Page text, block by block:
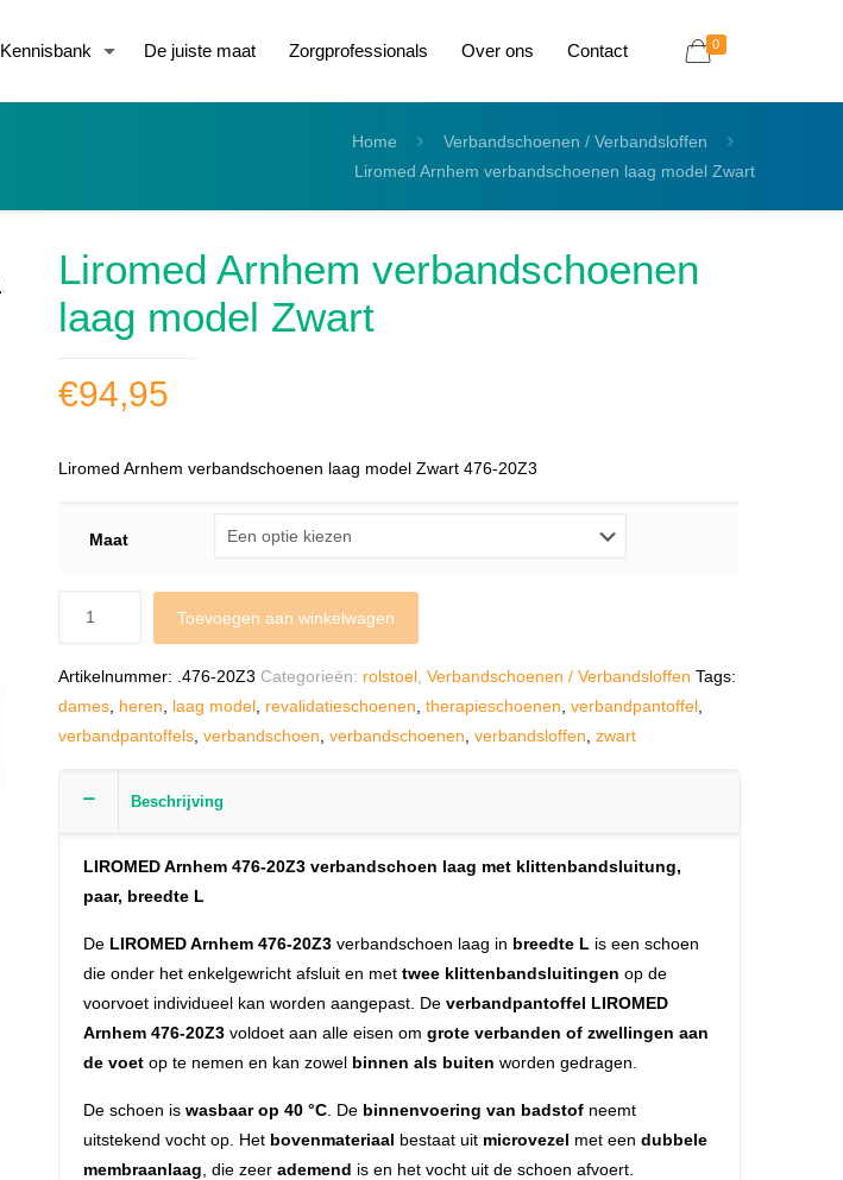
Kennisbank De juiste maat Zorgprofessionals Over ons Contact 0
Home
Verbandschoenen / Verbandsloffen
Liromed Arnhem verbandschoenen laag model Zwart
Liromed Arnhem verbandschoenen
laag model Zwart
€94,95
Liromed Arnhem verbandschoenen laag model Zwart 476-20Z3
Maat
Toevoegen aan winkelwagen
Artikelnummer: .476-20Z3 Categorieën: rolstoel, Verbandschoenen / Verbandsloffen Tags:
dames, heren laag model, revalidatieschoenen therapieschoenen verbandpantoffel,
verbandpantoffels, verbandschoen verbandschoenen verbandsloffen zwart
Beschrijving
LIROMED Arnhem 476-20Z3 verbandschoen laag met klittenbandsluitung,
paar, breedte L
De LIROMED Arnhem 476-20Z3verbandschoen laag in breedte L is een schoen
die onder het enkelgewricht afsluit en met twee klittenbandsluitingen op de
voorvoet individueel kan worden aangepast. De verbandpantoffel LIROMED
Arnhem 476-20Z3voldoet aan alle eisen om grote verbanden of zwellingen aan
de voetop te nemen en kan zowel binnen als buiten worden gedragen.
De schoen is wasbaar op 40 °C. De binnenvoering van badstofneemt
uitstekend vocht op. Het bovenmateriaal bestaat uit microvezel met een dubbele
membraanlaag , die zeer ademend is en het vocht uit de schoen afvoert.